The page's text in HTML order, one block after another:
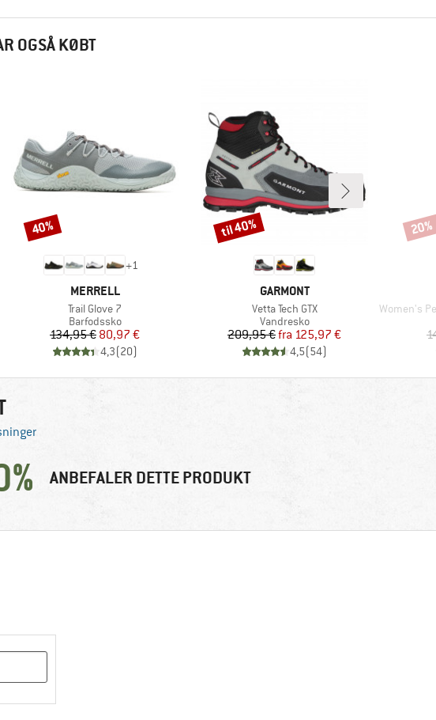
OGSÅ KØBT
+1
MÆRKE
MERRELL
Artikel
Trail Glove 7
Produktgruppe
Barfodssko
Pris
134,95 €Nedsat pris
80,97 €
4,3(20)
Rabat
40%
MÆRKE
GARMONT
Artikel
Vetta Tech GTX
Produktgruppe
Vandresko
Pris
209,95 € Nedsat pris
fra 125,97 €
4,5(54)
Rabat
til 40%
Artikel
Women's
Rabat
20%
ANBEFALER DETTE PRODUKT